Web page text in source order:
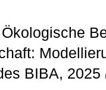
BIBA, 2025